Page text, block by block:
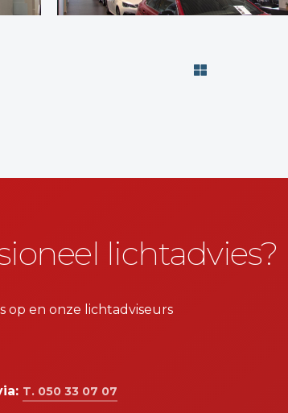
lichtadvies?
op en onze lichtadviseurs
T. 050 33 07 07